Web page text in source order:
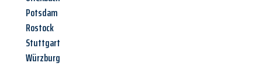
Potsdam
Rostock
Stuttgart
Würzburg